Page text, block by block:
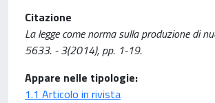
Citazione
La legge come norma sulla produzione di
5633. - 3(2014), pp. 1-19.
Appare nelle tipologie:
1.1 Articolo in rivista